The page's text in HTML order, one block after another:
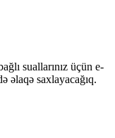
suallarınız üçün e-
əlaqə saxlayacağıq.